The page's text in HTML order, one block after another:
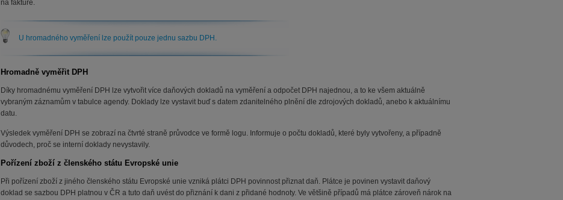
na faktuře.
U hromadného vyměření lze použít pouze jednu sazbu DPH.
Hromadně vyměřit DPH
Díky hromadnému vyměření DPH lze vytvořit více daňových dokladů na vyměření a odpočet DPH najednou, a to ke všem aktuálně
vybraným záznamům v tabulce agendy. Doklady lze vystavit buď s datem zdanitelného plnění dle zdrojových dokladů, anebo k aktuálnímu
datu.
Výsledek vyměření DPH se zobrazí na čtvrté straně průvodce ve formě logu. Informuje o počtu dokladů, které byly vytvořeny, a případně
důvodech, proč se interní doklady nevystavily.
Pořízení zboží z členského státu Evropské unie
Při pořízení zboží z jiného členského státu Evropské unie vzniká plátci DPH povinnost přiznat daň. Plátce je povinen vystavit daňový
doklad se sazbou DPH platnou v ČR a tuto daň uvést do přiznání k dani z přidané hodnoty. Ve většině případů má plátce zároveň nárok na